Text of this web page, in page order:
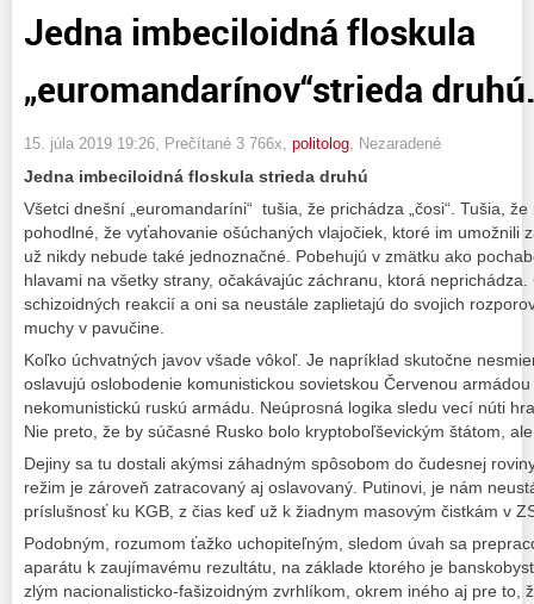
Jedna imbeciloidná floskula
„euromandarínov“strieda
15. júla 2019 19:26 , Prečítané 3 766x, politolog Nezaradené
Jedna imbeciloidná floskula strieda druhú
Všetci dnešní „euromandaríni“ tušia, že prichádza „čosi“. Tušia,
pohodlné, že vyťahovanie ošúchaných vlajočiek, ktoré im umožnili
už nikdy nebude také jednoznačné. Pobehujú v zmätku ako
hlavami na všetky strany, očakávajúc záchranu, ktorá
schizoidných reakcií a oni sa neustále zaplietajú do svojich
muchy v pavučine.
Koľko úchvatných javov všade vôkoľ. Je napríklad skutočne
oslavujú oslobodenie komunistickou sovietskou Červenou
nekomunistickú ruskú armádu. Neúprosná logika sledu vecí núti
Nie preto, že by súčasné Rusko bolo kryptoboľševickým štátom,
Dejiny sa tu dostali akýmsi záhadným spôsobom do čudesnej
režim je zároveň zatracovaný aj oslavovaný. Putinovi, je nám
príslušnosť ku KGB, z čias keď už k žiadnym masovým čistkám v
Podobným, rozumom ťažko uchopiteľným, sledom úvah sa
aparátu k zaujímavému rezultátu, na základe ktorého je
zlým nacionalisticko-fašizoidným zvrhlíkom, okrem iného aj pre to,